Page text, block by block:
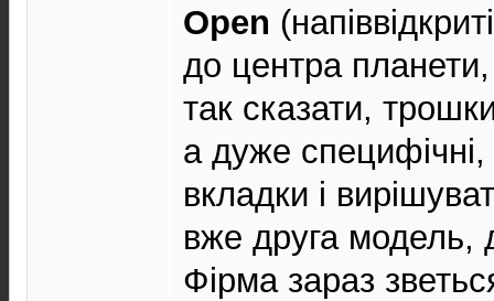
Open
до центра
так сказати,
а дуже
вкладки і
вже друга
Фірма зараз